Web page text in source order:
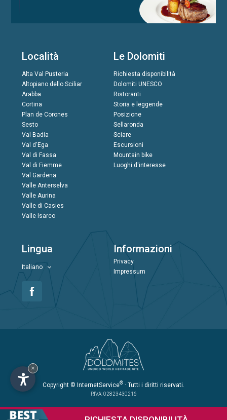
Località
Alta Val Pusteria
Altopiano dello Sciliar
Arabba
Cortina
Plan de Corones
Sesto
Val Badia
Val d'Ega
Val di Fassa
Val di Fiemme
Val Gardena
Valle Anterselva
Valle Aurina
Valle di Casies
Valle Isarco
Le Dolomiti
Richiesta disponibilità
Dolomiti UNESCO
Ristoranti
Storia e leggende
Posizione
Sellaronda
Sciare
Escursioni
Mountain bike
Luoghi d'interesse
Lingua
Italiano
Informazioni
Privacy
Impressum
Copyright © InternetService® · Tutti i diritti riservati.
P.IVA: 02823430216
×